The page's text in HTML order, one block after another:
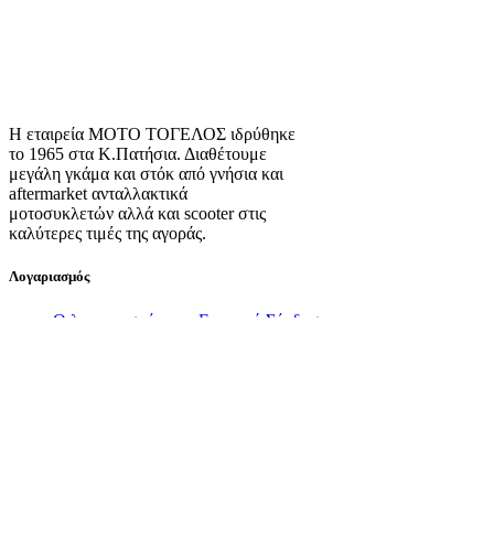
Η εταιρεία ΜΟΤΟ ΤΟΓΕΛΟΣ ιδρύθηκε
το 1965 στα Κ.Πατήσια. Διαθέτουμε
μεγάλη γκάμα και στόκ από γνήσια και
aftermarket ανταλλακτικά
μοτοσυκλετών αλλά και scooter στις
καλύτερες τιμές της αγοράς.
Λογαριασμός
Ο λογαριασμός μου Εγγραφή Σύνδεση